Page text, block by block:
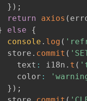
} ) ;
return
axios (
else
{
console . log (
store
. commit (
text
: i18n . t (
color
:
} ) ;